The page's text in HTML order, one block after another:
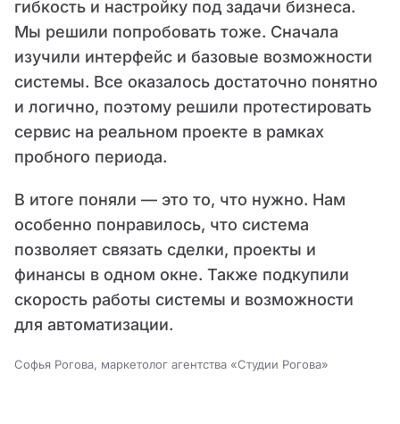
гибкость и настройку под задачи бизнеса.
Мы решили попробовать тоже. Сначала
изучили интерфейс и базовые возможности
системы. Все оказалось достаточно понятно
и логично, поэтому решили протестировать
сервис на реальном проекте в рамках
пробного периода.
В итоге поняли — это то, что нужно. Нам
особенно понравилось, что система
позволяет связать сделки, проекты и
финансы в одном окне. Также подкупили
скорость работы системы и возможности
для автоматизации.
Софья Рогова, маркетолог агентства «Студии Рогова»